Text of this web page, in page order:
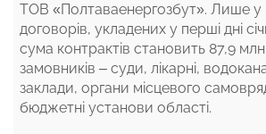
ТОВ «Полтаваенергозбут». Лише у
договорів, укладених у перші дні
сума контрактів становить 87,9
замовників – суди, лікарні,
заклади, органи місцевого
бюджетні установи області.